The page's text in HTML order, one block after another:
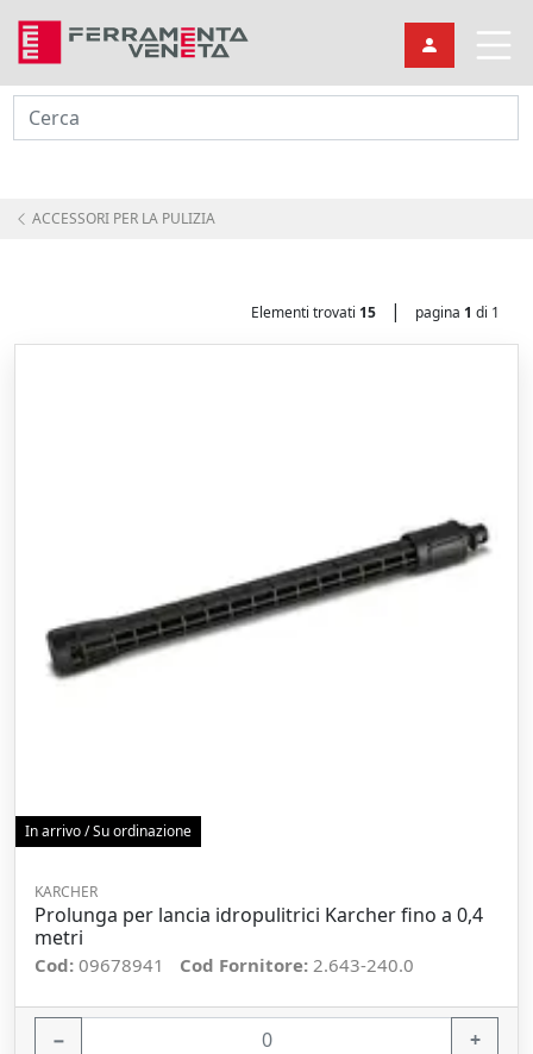
Cerca
ACCESSORI PER LA PULIZIA
Elementi trovati 15 | pagina 1 di 1
In arrivo / Su ordinazione
KARCHER
Prolunga per lancia idropulitrici Karcher fino a 0,4
metri
Cod: 09678941 Cod Fornitore: 2.643-240.0
− +